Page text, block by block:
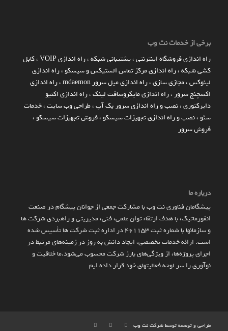
برخی از خدمات نت وب
راه اندازي فروشگاه اينترنتي،پشتیبانی شبکه،راه اندازی VOIP ،کابل
کشی شبکه،راه اندازی مرکز تماس الستیکس و سیسکو،راه اندازی
لینوکس،مجازی سازی،راه اندازی میل سرور mdaemon ،راه اندازی
اکسچنج سرور،راه اندازی مایکروسافت لینک،راه اندازی اکتیو
دایرکتوری،نصب و راه اندازی سرور بک آپ،طراحی وب سایت،خدمات
سئو،نصب و راه اندازی تجهیزات سیسکو،فروش تجهیزات سیسکو،
فروش سرور
درباره ما
پیشگامان فناوری نت وب با مشارکت جمعی از جوانان پیشگام در صنعت
انفورماتیک، با هدف ارتقاء توان علمی، فنی، مدیریتی و راهبردی شرکت ها
و سازمان­ها با شماره ثبت 461153 در اداره ثبت شرکت ها تأسیس شده
است. ارائه خدمات تخصصی، ایجاد دانش به‌ روز در زمینه‌های مرتبط در
اجرای پروژه‌ها، از ویژگی‌های بارز شرکت محسوب می‌شود.ما خلاقیت و
نوآوری را سر لوحه فعالیتهای خود قرار داده ایم
طراحی و توسعه توسط شرکتنت وب